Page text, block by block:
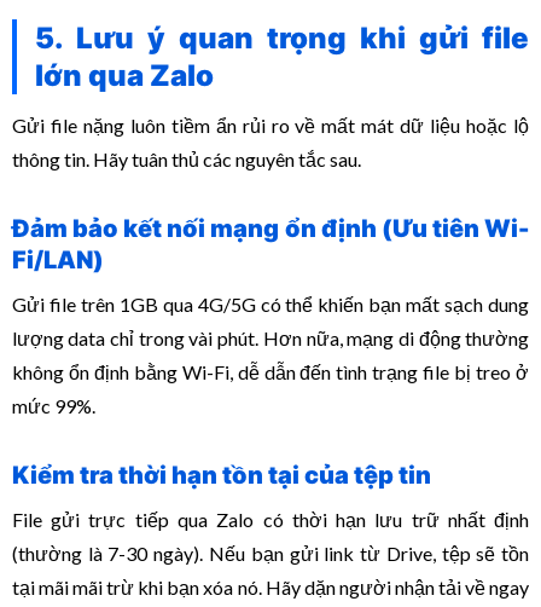
5. Lưu ý quan trọng khi gửi file
lớn qua Zalo
Gửi file nặng luôn tiềm ẩn rủi ro về mất mát dữ liệu hoặc lộ
thông tin. Hãy tuân thủ các nguyên tắc sau.
Đảm bảo kết nối mạng ổn định (Ưu tiên Wi-
Fi/LAN)
Gửi file trên 1GB qua 4G/5G có thể khiến bạn mất sạch dung
lượng data chỉ trong vài phút. Hơn nữa, mạng di động thường
không ổn định bằng Wi-Fi, dễ dẫn đến tình trạng file bị treo ở
mức 99%.
Kiểm tra thời hạn tồn tại của tệp tin
File gửi trực tiếp qua Zalo có thời hạn lưu trữ nhất định
(thường là 7-30 ngày). Nếu bạn gửi link từ Drive, tệp sẽ tồn
tại mãi mãi trừ khi bạn xóa nó. Hãy dặn người nhận tải về ngay